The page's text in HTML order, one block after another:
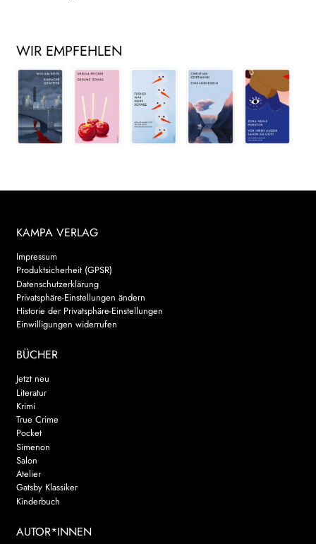
WIR EMPFEHLEN
KAMPA VERLAG
Impressum
Produktsicherheit (GPSR)
Datenschutzerklärung
Privatsphäre-Einstellungen ändern
Historie der Privatsphäre-Einstellungen
Einwilligungen widerrufen
BÜCHER
Jetzt neu
Literatur
Krimi
True Crime
Pocket
Simenon
Salon
Atelier
Gatsby Klassiker
Kinderbuch
AUTOR*INNEN